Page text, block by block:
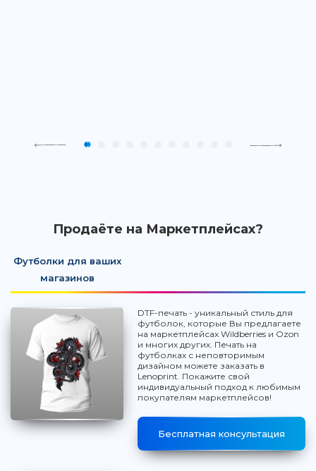
Продаёте на Маркетплейсах?
Футболки для ваших
магазинов
DTF-печать - уникальный стиль для
футболок, которые Вы предлагаете
на маркетплейсах Wildberries и Ozon
и многих других. Печать на
футболках с неповторимым
дизайном можете заказать в
Lenoprint. Покажите свой
индивидуальный подход к любимым
покупателям маркетплейсов!
Бесплатная консультация